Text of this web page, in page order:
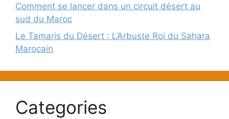
Comment se lancer dans un circuit désert au
sud du Maroc
Le Tamaris du Désert : L’Arbuste Roi du Sahara
Marocain
Categories